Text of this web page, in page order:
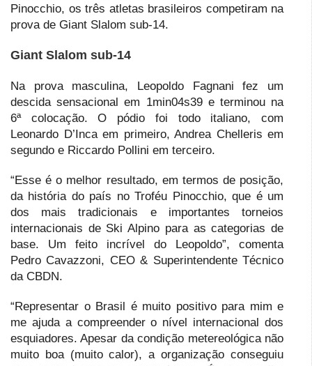
Pinocchio, os três atletas brasileiros competiram na
prova de Giant Slalom sub-14.
Giant Slalom sub-14
Na prova masculina, Leopoldo Fagnani fez um
descida sensacional em 1min04s39 e terminou na
6ª colocação. O pódio foi todo italiano, com
Leonardo D’Inca em primeiro, Andrea Chelleris em
segundo e Riccardo Pollini em terceiro.
“Esse é o melhor resultado, em termos de posição,
da história do país no Troféu Pinocchio, que é um
dos mais tradicionais e importantes torneios
internacionais de Ski Alpino para as categorias de
base. Um feito incrível do Leopoldo”, comenta
Pedro Cavazzoni, CEO & Superintendente Técnico
da CBDN.
“Representar o Brasil é muito positivo para mim e
me ajuda a compreender o nível internacional dos
esquiadores. Apesar da condição metereológica não
muito boa (muito calor), a organização conseguiu